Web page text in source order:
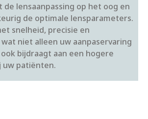
de lensaanpassing op het oog en
de optimale lensparameters.
snelheid, precisie en
niet alleen uw aanpaservaring
bijdraagt aan een hogere
uw patiënten.